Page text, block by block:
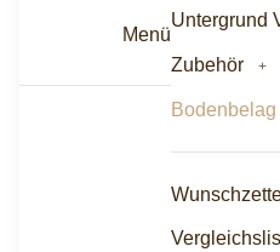
Menü
Untergrund
Zubehör
Bodenbelag